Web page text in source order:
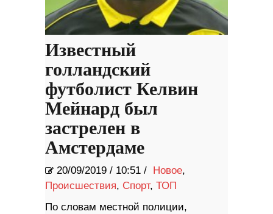
Известный
голландский
футболист Келвин
Мейнард был
застрелен в
Амстердаме
20/09/2019 / 10:51 / Новое,
Происшествия, Спорт, ТОП
По словам местной полиции,